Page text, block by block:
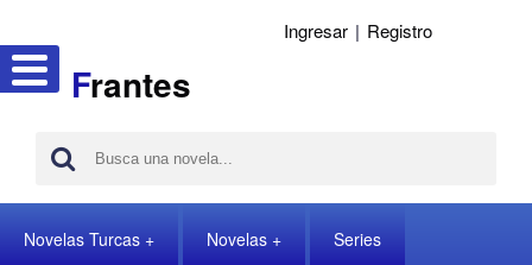
Frantes
Ingresar | Registro
Novelas Turcas Novelas Series